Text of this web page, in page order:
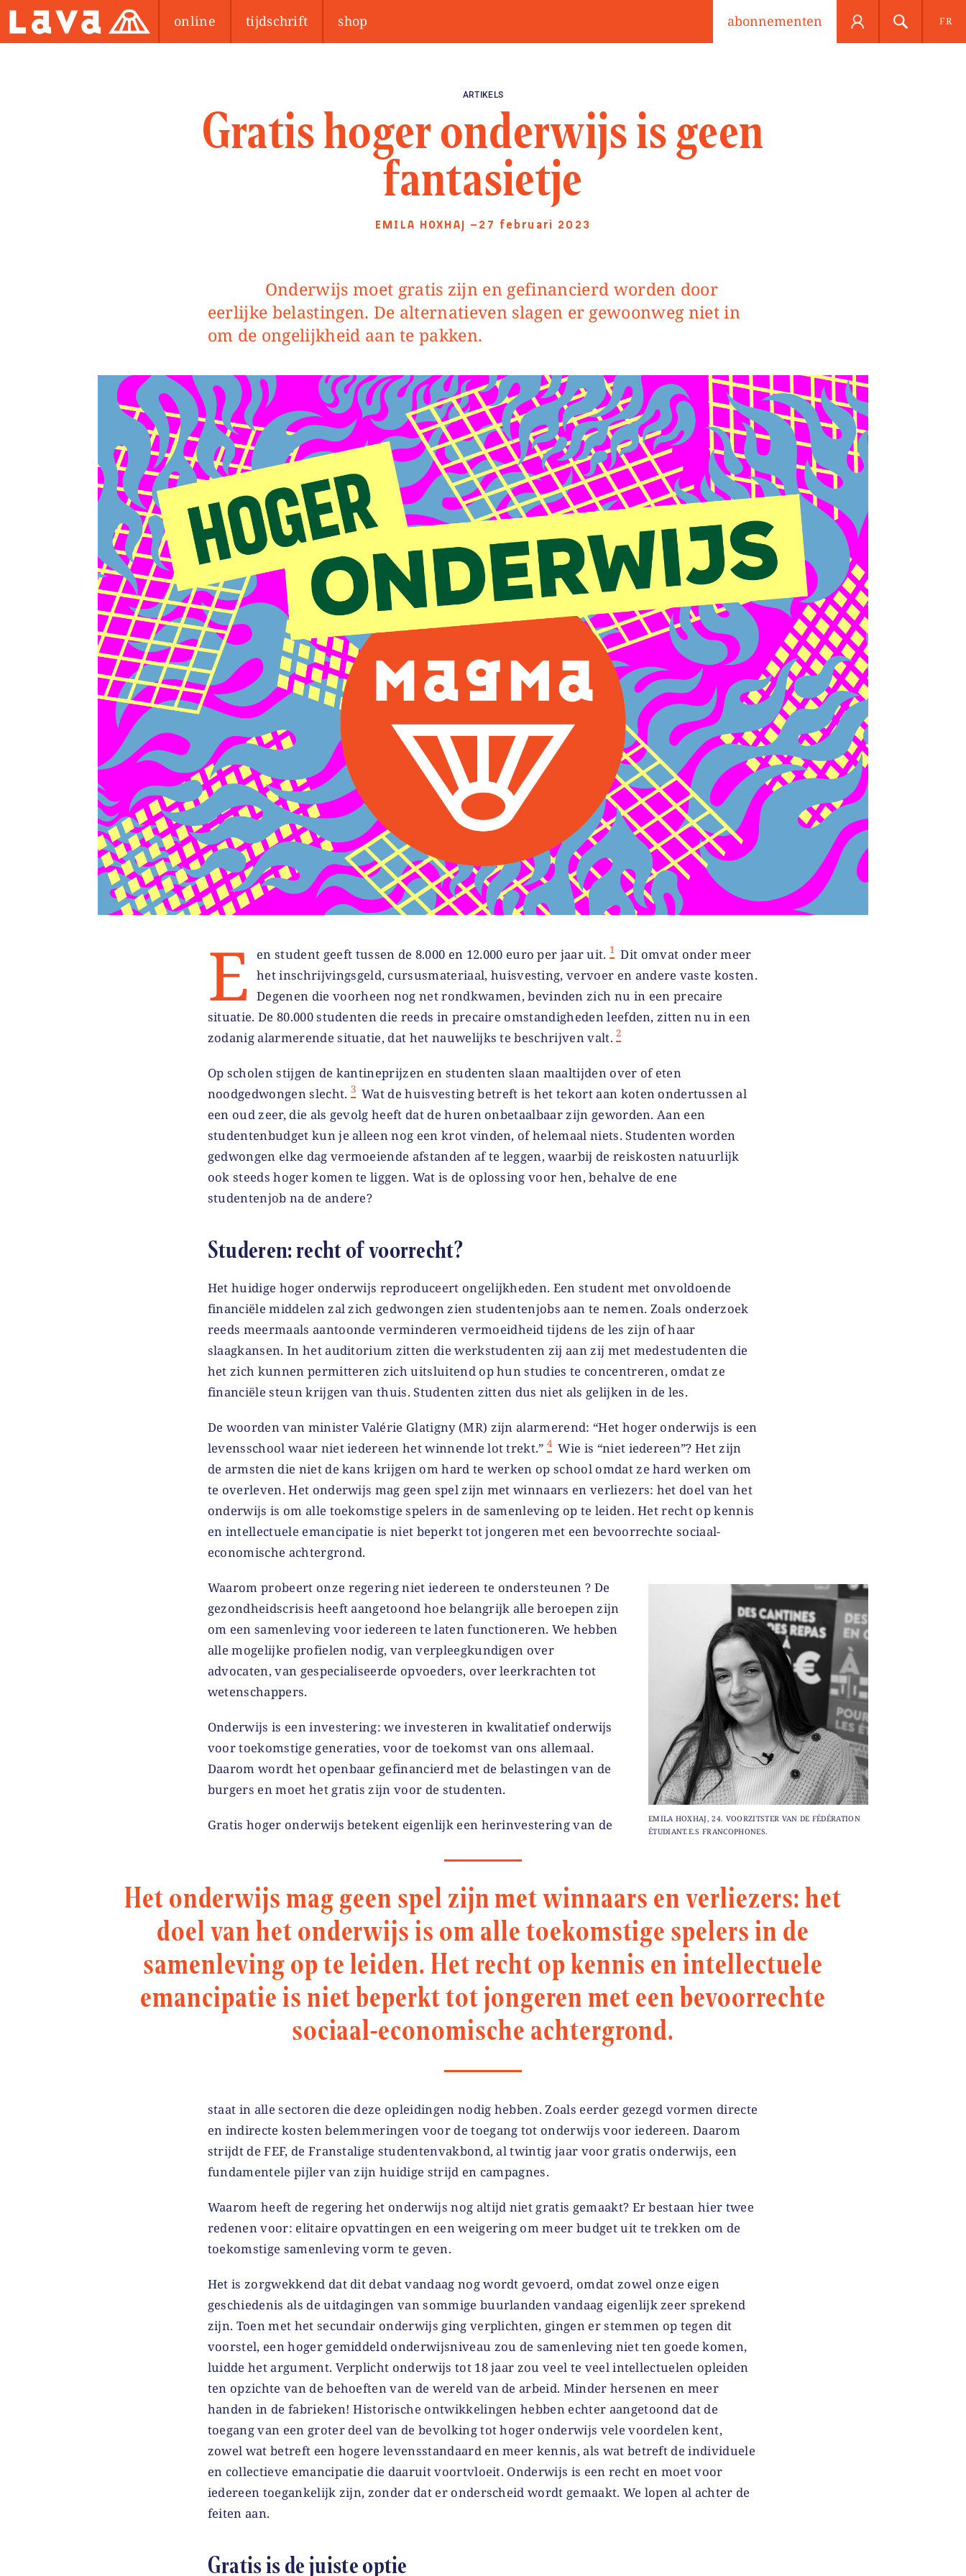
FR
online tijdschrift shop abonnementen
ARTIKELS
Gratis hoger onderwijs is geen
fantasietje
EMILA HOXHAJ —27 februari 2023
Onderwijs moet gratis zijn en gefinancierd worden door
eerlijke belastingen. De alternatieven slagen er gewoonweg niet in
om de ongelijkheid aan te pakken.
E en student geeft tussen de 8.000 en 12.000 euro per jaar uit. 1 Dit omvat onder meer
het inschrijvingsgeld, cursusmateriaal, huisvesting, vervoer en andere vaste kosten.
Degenen die voorheen nog net rondkwamen, bevinden zich nu in een precaire
situatie. De 80.000 studenten die reeds in precaire omstandigheden leefden, zitten nu in een
zodanig alarmerende situatie, dat het nauwelijks te beschrijven valt. 2
Op scholen stijgen de kantineprijzen en studenten slaan maaltijden over of eten
noodgedwongen slecht. 3 Wat de huisvesting betreft is het tekort aan koten ondertussen al
een oud zeer, die als gevolg heeft dat de huren onbetaalbaar zijn geworden. Aan een
studentenbudget kun je alleen nog een krot vinden, of helemaal niets. Studenten worden
gedwongen elke dag vermoeiende afstanden af te leggen, waarbij de reiskosten natuurlijk
ook steeds hoger komen te liggen. Wat is de oplossing voor hen, behalve de ene
studentenjob na de andere?
Studeren: recht of voorrecht?
Het huidige hoger onderwijs reproduceert ongelijkheden. Een student met onvoldoende
financiële middelen zal zich gedwongen zien studentenjobs aan te nemen. Zoals onderzoek
reeds meermaals aantoonde verminderen vermoeidheid tijdens de les zijn of haar
slaagkansen. In het auditorium zitten die werkstudenten zij aan zij met medestudenten die
het zich kunnen permitteren zich uitsluitend op hun studies te concentreren, omdat ze
financiële steun krijgen van thuis. Studenten zitten dus niet als gelijken in de les.
De woorden van minister Valérie Glatigny (MR) zijn alarmerend: “Het hoger onderwijs is een
levensschool waar niet iedereen het winnende lot trekt.” 4 Wie is “niet iedereen”? Het zijn
de armsten die niet de kans krijgen om hard te werken op school omdat ze hard werken om
te overleven. Het onderwijs mag geen spel zijn met winnaars en verliezers: het doel van het
onderwijs is om alle toekomstige spelers in de samenleving op te leiden. Het recht op kennis
en intellectuele emancipatie is niet beperkt tot jongeren met een bevoorrechte sociaal-
economische achtergrond.
EMILA HOXHAJ, 24. VOORZITSTER VAN DE FÉDÉRATION
ÉTUDIANT.E.S FRANCOPHONES.
Waarom probeert onze regering niet iedereen te ondersteunen ? De
gezondheidscrisis heeft aangetoond hoe belangrijk alle beroepen zijn
om een samenleving voor iedereen te laten functioneren. We hebben
alle mogelijke profielen nodig, van verpleegkundigen over
advocaten, van gespecialiseerde opvoeders, over leerkrachten tot
wetenschappers.
Het onderwijs mag geen spel zijn met winnaars en verliezers: het
doel van het onderwijs is om alle toekomstige spelers in de
samenleving op te leiden. Het recht op kennis en intellectuele
emancipatie is niet beperkt tot jongeren met een bevoorrechte
sociaal-economische achtergrond.
Onderwijs is een investering: we investeren in kwalitatief onderwijs
voor toekomstige generaties, voor de toekomst van ons allemaal.
Daarom wordt het openbaar gefinancierd met de belastingen van de
burgers en moet het gratis zijn voor de studenten.
Gratis hoger onderwijs betekent eigenlijk een herinvestering van de
staat in alle sectoren die deze opleidingen nodig hebben. Zoals eerder gezegd vormen directe
en indirecte kosten belemmeringen voor de toegang tot onderwijs voor iedereen. Daarom
strijdt de FEF, de Franstalige studentenvakbond, al twintig jaar voor gratis onderwijs, een
fundamentele pijler van zijn huidige strijd en campagnes.
Waarom heeft de regering het onderwijs nog altijd niet gratis gemaakt? Er bestaan hier twee
redenen voor: elitaire opvattingen en een weigering om meer budget uit te trekken om de
toekomstige samenleving vorm te geven.
Het is zorgwekkend dat dit debat vandaag nog wordt gevoerd, omdat zowel onze eigen
geschiedenis als de uitdagingen van sommige buurlanden vandaag eigenlijk zeer sprekend
zijn. Toen met het secundair onderwijs ging verplichten, gingen er stemmen op tegen dit
voorstel, een hoger gemiddeld onderwijsniveau zou de samenleving niet ten goede komen,
luidde het argument. Verplicht onderwijs tot 18 jaar zou veel te veel intellectuelen opleiden
ten opzichte van de behoeften van de wereld van de arbeid. Minder hersenen en meer
handen in de fabrieken! Historische ontwikkelingen hebben echter aangetoond dat de
toegang van een groter deel van de bevolking tot hoger onderwijs vele voordelen kent,
zowel wat betreft een hogere levensstandaard en meer kennis, als wat betreft de individuele
en collectieve emancipatie die daaruit voortvloeit. Onderwijs is een recht en moet voor
iedereen toegankelijk zijn, zonder dat er onderscheid wordt gemaakt. We lopen al achter de
feiten aan.
Gratis is de juiste optie